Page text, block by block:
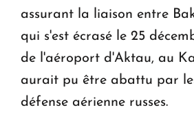
assurant la liaison entre
qui s'est écrasé le 25
de l'aéroport d'Aktau, au
aurait pu être abattu par
défense aérienne russes.